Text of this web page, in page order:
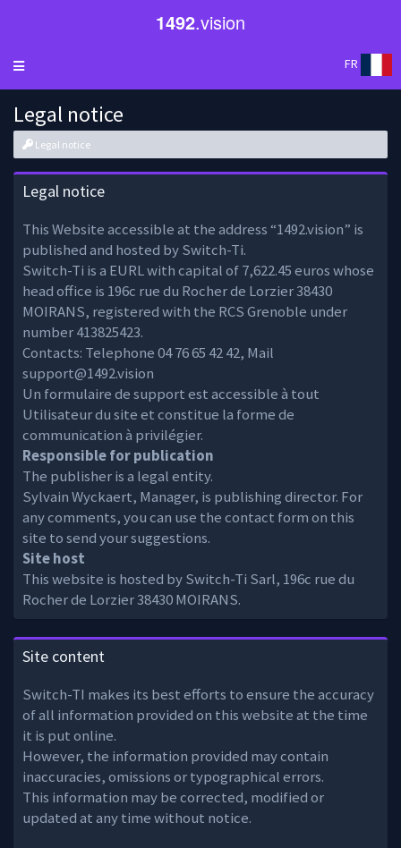
1492.vision
FR
Legal notice
Legal notice
Legal notice
This Website accessible at the address “1492.vision” is
published and hosted by Switch-Ti.
Switch-Ti is a EURL with capital of 7,622.45 euros whose
head office is 196c rue du Rocher de Lorzier 38430
MOIRANS, registered with the RCS Grenoble under
number 413825423.
Contacts: Telephone 04 76 65 42 42, Mail
support@1492.vision
Un formulaire de support est accessible à tout
Utilisateur du site et constitue la forme de
communication à privilégier.
Responsible for publication
The publisher is a legal entity.
Sylvain Wyckaert, Manager, is publishing director. For
any comments, you can use the contact form on this
site to send your suggestions.
Site host
This website is hosted by Switch-Ti Sarl, 196c rue du
Rocher de Lorzier 38430 MOIRANS.
Site content
Switch-TI makes its best efforts to ensure the accuracy
of all information provided on this website at the time
it is put online.
However, the information provided may contain
inaccuracies, omissions or typographical errors.
This information may be corrected, modified or
updated at any time without notice.